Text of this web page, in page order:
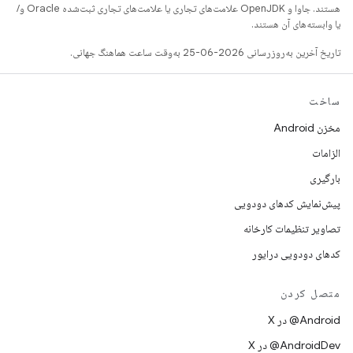
هستند. جاوا و OpenJDK علامت‌های تجاری یا علامت‌های تجاری ثبت‌شده Oracle و/
یا وابسته‌های آن هستند.
تاریخ آخرین به‌روزرسانی 2026-06-25 به‌وقت ساعت هماهنگ جهانی.
ساخت
مخزن Android
الزامات
بارگیری
پیش‌نمایش کدهای دودویی
تصاویر تنظیمات کارخانه
کدهای دودویی درایور
متصل کردن
‫‎@Android در X
‫‎@AndroidDev در X